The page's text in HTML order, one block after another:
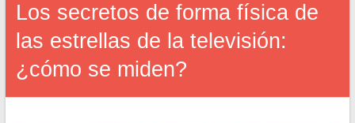
Los secretos de forma física de
las estrellas de la televisión:
¿cómo se miden?